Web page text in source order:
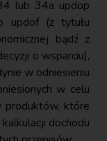
lub 34a updop
(z tytułu
bądź z
o wsparciu),
w odniesieniu
w celu
produktów, które
dochodu